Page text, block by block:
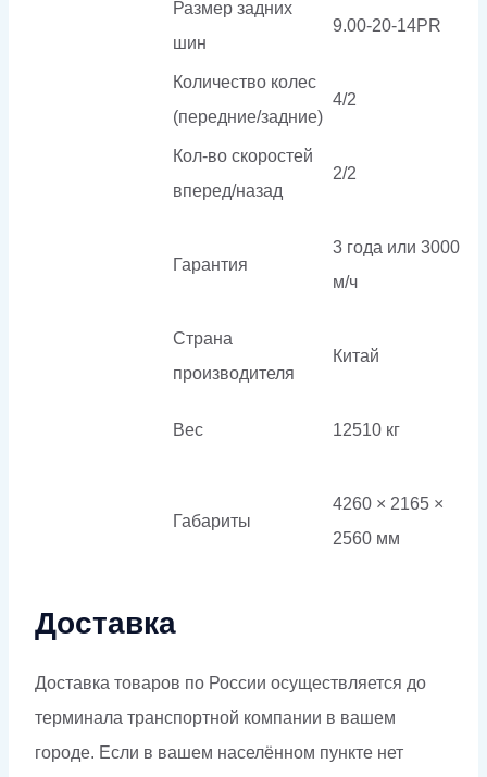
Размер задних
шин
9.00-20-14PR
Количество колес
(передние/задние)
4/2
Кол-во скоростей
вперед/назад
2/2
Гарантия
3 года или 3000
м/ч
Страна
производителя
Китай
Вес 12510 кг
Габариты
4260 × 2165 ×
2560 мм
Доставка
Доставка товаров по России осуществляется до
терминала транспортной компании в вашем
городе. Если в вашем населённом пункте нет